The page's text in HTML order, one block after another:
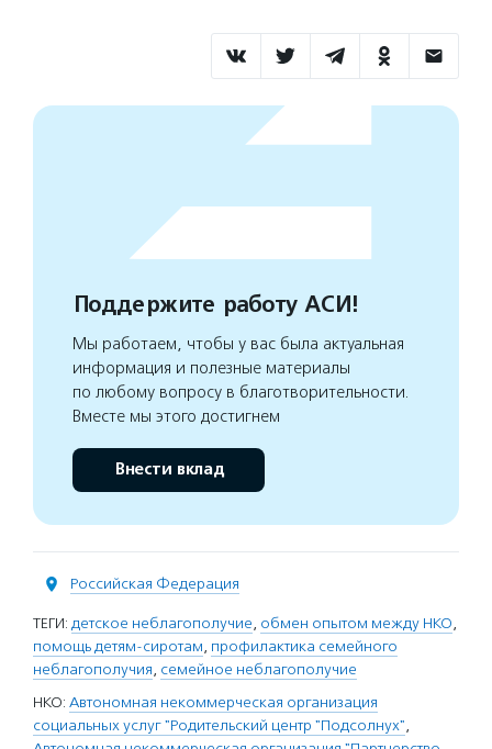
Поддержите работу АСИ!
Мы работаем, чтобы у вас была актуальная
информация и полезные материалы
по любому вопросу в благотворительности.
Вместе мы этого достигнем
Внести вклад
Российская Федерация
ТЕГИ: детское неблагополучие, обмен опытом между НКО,
помощь детям-сиротам, профилактика семейного
неблагополучия, семейное неблагополучие
НКО: Автономная некоммерческая организация
социальных услуг "Родительский центр "Подсолнух",